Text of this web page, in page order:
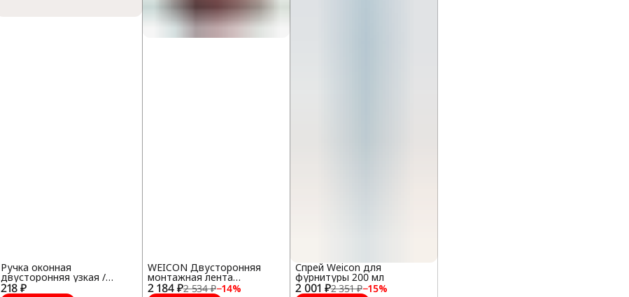
218 ₽
Ручка оконная
двусторонняя узкая /
обычная, Белый
2 184 ₽2 534 ₽−14%
WEICON Двусторонняя
монтажная лента
прозрачная (3 м)
2 001 ₽2 351 ₽−15%
Спрей Weicon для
фурнитуры 200 мл